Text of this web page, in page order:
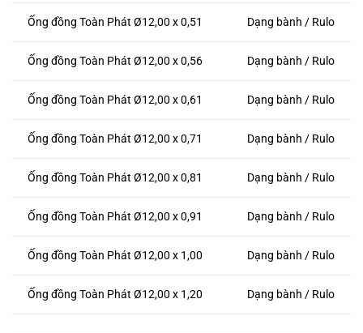
Ống đồng Toàn Phát Ø12,00 x 0,51 Dạng bành / Rulo
Ống đồng Toàn Phát Ø12,00 x 0,56 Dạng bành / Rulo
Ống đồng Toàn Phát Ø12,00 x 0,61 Dạng bành / Rulo
Ống đồng Toàn Phát Ø12,00 x 0,71 Dạng bành / Rulo
Ống đồng Toàn Phát Ø12,00 x 0,81 Dạng bành / Rulo
Ống đồng Toàn Phát Ø12,00 x 0,91 Dạng bành / Rulo
Ống đồng Toàn Phát Ø12,00 x 1,00 Dạng bành / Rulo
Ống đồng Toàn Phát Ø12,00 x 1,20 Dạng bành / Rulo